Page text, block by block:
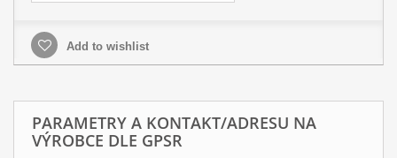
Add to wishlist
PARAMETRY A KONTAKT/ADRESU NA
VÝROBCE DLE GPSR